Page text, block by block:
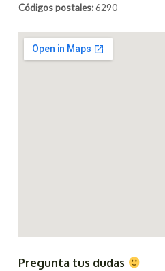
Códigos postales:6290
Pregunta tus dudas